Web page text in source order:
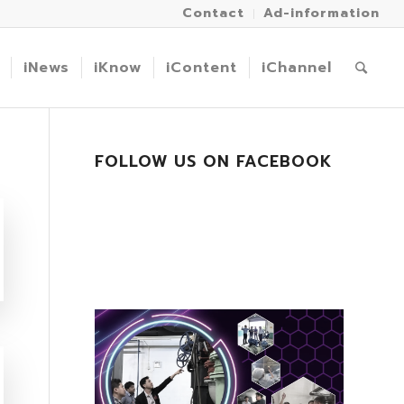
Contact Ad-information
iNews iKnow iContent iChannel
FOLLOW US ON FACEBOOK